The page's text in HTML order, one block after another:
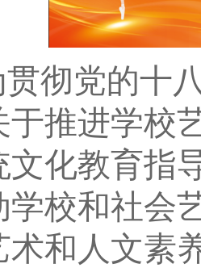
党的十八
于推进学校
文化教育指
学校和社会
术和人文素